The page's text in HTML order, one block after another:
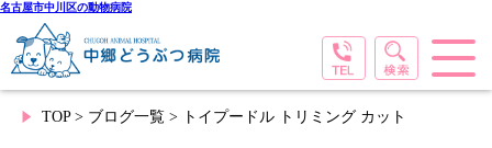
名古屋市中川区の動物病院
TOP> ブログ一覧 > トイプードル トリミング カット